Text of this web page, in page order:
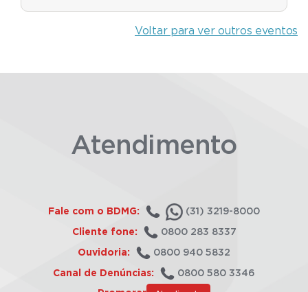
Voltar para ver outros eventos
Atendimento
Fale com o BDMG: (31) 3219-8000
Cliente fone: 0800 283 8337
Ouvidoria: 0800 940 5832
Canal de Denúncias: 0800 580 3346